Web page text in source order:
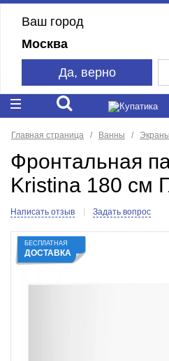
Ваш город
Москва
Да, верно
Главная страница Ванны
Фронтальная
Kristina 180 см
Написать отзыв Задать вопрос
БЕСПЛАТНАЯ
ДОСТАВКА